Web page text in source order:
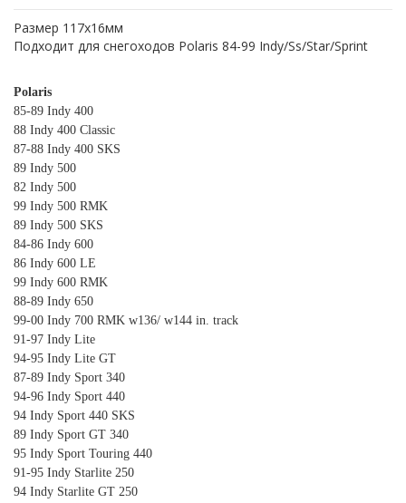
Размер 117x16мм
Подходит для снегоходов Polaris 84-99 Indy/Ss/Star/Sprint
Polaris
85-89 Indy 400
88 Indy 400 Classic
87-88 Indy 400 SKS
89 Indy 500
82 Indy 500
99 Indy 500 RMK
89 Indy 500 SKS
84-86 Indy 600
86 Indy 600 LE
99 Indy 600 RMK
88-89 Indy 650
99-00 Indy 700 RMK w136/ w144 in. track
91-97 Indy Lite
94-95 Indy Lite GT
87-89 Indy Sport 340
94-96 Indy Sport 440
94 Indy Sport 440 SKS
89 Indy Sport GT 340
95 Indy Sport Touring 440
91-95 Indy Starlite 250
94 Indy Starlite GT 250